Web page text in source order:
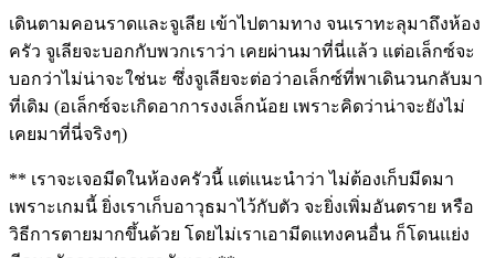
เดินตามคอนราดและจูเลีย เข้าไปตามทาง จนเราทะลุมาถึงห้อง
ครัว จูเลียจะบอกกับพวกเราว่า เคยผ่านมาที่นี่แล้ว แต่อเล็กซ์จะ
บอกว่าไม่น่าจะใช่นะ ซึ่งจูเลียจะต่อว่าอเล็กซ์ที่พาเดินวนกลับมา
ที่เดิม (อเล็กซ์จะเกิดอาการงงเล็กน้อย เพราะคิดว่าน่าจะยังไม่
เคยมาที่นี่จริงๆ)
** เราจะเจอมีดในห้องครัวนี้ แต่แนะนำว่า ไม่ต้องเก็บมีดมา
เพราะเกมนี้ ยิ่งเราเก็บอาวุธมาไว้กับตัว จะยิ่งเพิ่มอันตราย หรือ
วิธีการตายมากขึ้นด้วย โดยไม่เราเอามีดแทงคนอื่น ก็โดนแย่ง